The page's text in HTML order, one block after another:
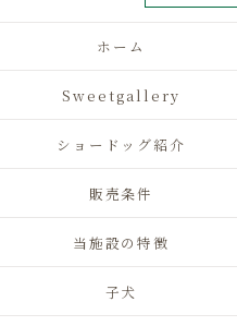
ホーム
Sweetgallery
ショードッグ紹介
販売条件
当施設の特徴
子犬